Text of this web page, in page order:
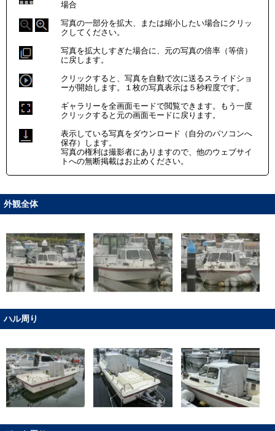
場合
写真の一部分を拡大、または縮小したい場合にクリッ
クしてください。
写真を拡大しすぎた場合に、元の写真の倍率（等倍）
に戻します。
クリックすると、写真を自動で次に送るスライドショ
ーが開始します。１枚の写真表示は５秒程度です。
ギャラリーを全画面モードで閲覧できます。もう一度
クリックすると元の画面モードに戻ります。
表示している写真をダウンロード（自分のパソコンへ
保存）します。
写真の権利は撮影者にありますので、他のウェブサイ
トへの無断掲載はお止めください。
外観全体
ハル周り